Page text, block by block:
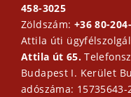
458-3025
Zöldszám: +36 80-
Attila úti
Attila út 65.
Budapest I. Kerület
adószáma: 15735643-